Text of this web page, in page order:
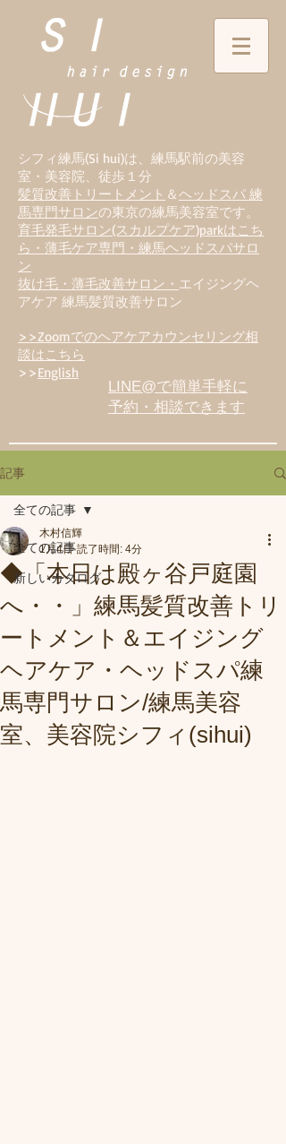
シフィ練馬(Si hui)は、 練馬駅前の美容
室・美容院、徒歩１分
髪質改善トリートメント ＆ヘッドスパ 練
馬専門サロンの東京の練馬美容室です。
育毛発毛サロン(スカルプケア)parkはこち
ら・薄毛ケア専門・練馬ヘッドスパサロ
ン
抜け毛・薄毛改善サロン・ エイジングヘ
アケア 練馬髪質改善サロン
>>Zoomでのヘアケアカウンセリング相
談はこちら
>>English
LINE@で簡単手軽に
予約・相談できます
記事
全ての記事
新しいカタログ
全ての記事
◆「本日は殿ヶ谷戸庭園
へ・・」練馬髪質改善トリ
ートメント＆エイジング
ヘアケア・ヘッドスパ練
馬専門サロン/練馬美容
室、美容院シフィ(sihui)
木村信輝
1月4日 読了時間: 4分